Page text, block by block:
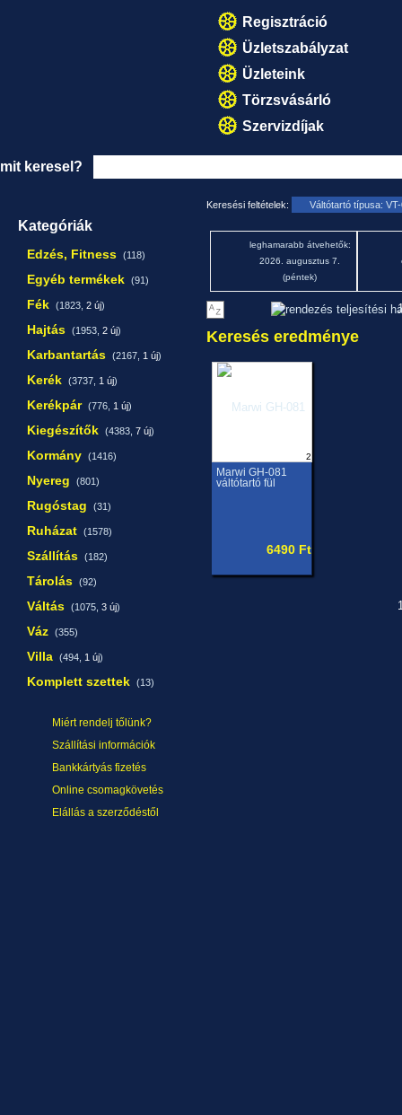
Regisztráció
Üzletszabályzat
Üzleteink
Törzsvásárló
Szervizdíjak
mit keresel?
Kategóriák
Edzés, Fitness (118)
Egyéb termékek (91)
Fék (1823, 2 új)
Hajtás (1953, 2 új)
Karbantartás (2167, 1 új)
Kerék (3737, 1 új)
Kerékpár (776, 1 új)
Kiegészítők (4383, 7 új)
Kormány (1416)
Nyereg (801)
Rugóstag (31)
Ruházat (1578)
Szállítás (182)
Tárolás (92)
Váltás (1075, 3 új)
Váz (355)
Villa (494, 1 új)
Komplett szettek (13)
Miért rendelj tőlünk?
Szállítási információk
Bankkártyás fizetés
Online csomagkövetés
Elállás a szerződéstől
Keresési feltételek: Váltótartó típusa:
leghamarabb átvehetők:
2026. augusztus 7.
(péntek)
Keresés eredménye
2
Marwi GH-081
váltótartó fül
6490 Ft